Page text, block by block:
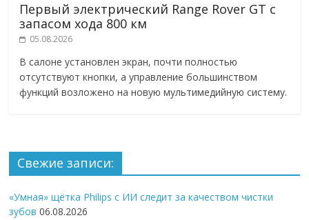
Первый электрический Range Rover GT с
запасом хода 800 км
05.08.2026
В салоне установлен экран, почти полностью
отсутствуют кнопки, а управление большинством
функций возложено на новую мультимедийную систему.
Свежие записи:
«Умная» щётка Philips с ИИ следит за качеством чистки
зубов 06.08.2026